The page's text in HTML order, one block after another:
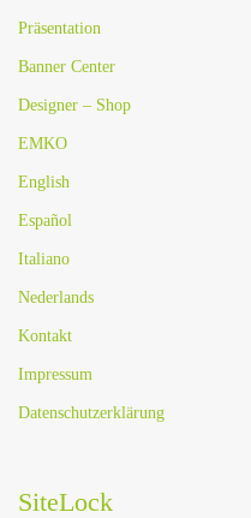
Präsentation
Banner Center
Designer – Shop
EMKO
English
Español
Italiano
Nederlands
Kontakt
Impressum
Datenschutzerklärung
SiteLock